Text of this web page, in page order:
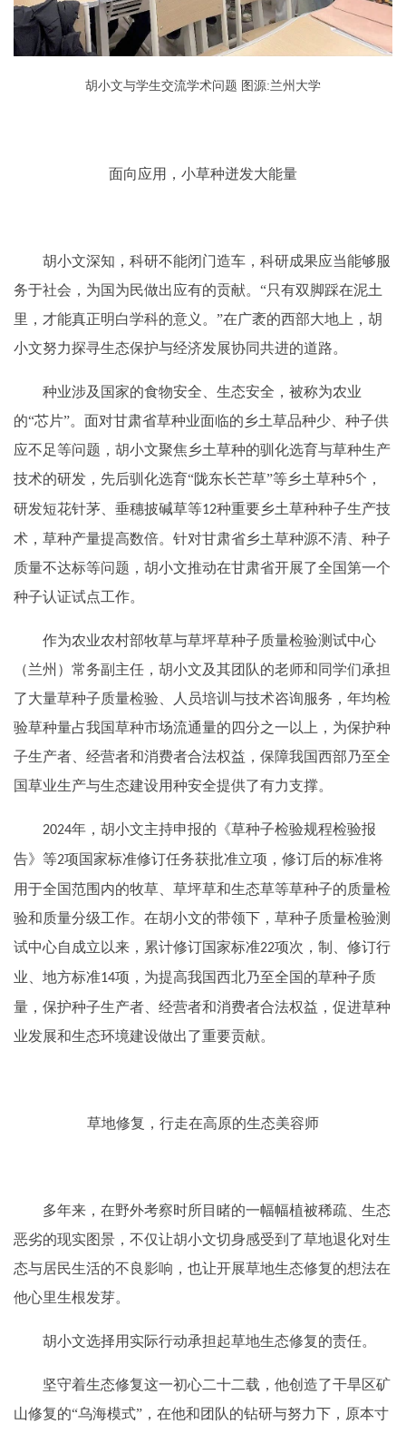
胡小文与学生交流学术问题 图源:兰州大学
面向应用，小草种迸发大能量
胡小文深知，科研不能闭门造车，科研成果应当能够服
务于社会，为国为民做出应有的贡献。“只有双脚踩在泥土
里，才能真正明白学科的意义。”在广袤的西部大地上，胡
小文努力探寻生态保护与经济发展协同共进的道路。
种业涉及国家的食物安全、生态安全，被称为农业
的“芯片”。面对甘肃省草种业面临的乡土草品种少、种子供
应不足等问题，胡小文聚焦乡土草种的驯化选育与草种生产
技术的研发，先后驯化选育“陇东长芒草”等乡土草种5个，
研发短花针茅、垂穗披碱草等12种重要乡土草种种子生产技
术，草种产量提高数倍。针对甘肃省乡土草种源不清、种子
质量不达标等问题，胡小文推动在甘肃省开展了全国第一个
种子认证试点工作。
作为农业农村部牧草与草坪草种子质量检验测试中心
（兰州）常务副主任，胡小文及其团队的老师和同学们承担
了大量草种子质量检验、人员培训与技术咨询服务，年均检
验草种量占我国草种市场流通量的四分之一以上，为保护种
子生产者、经营者和消费者合法权益，保障我国西部乃至全
国草业生产与生态建设用种安全提供了有力支撑。
2024年，胡小文主持申报的《草种子检验规程检验报
告》等2项国家标准修订任务获批准立项，修订后的标准将
用于全国范围内的牧草、草坪草和生态草等草种子的质量检
验和质量分级工作。在胡小文的带领下，草种子质量检验测
试中心自成立以来，累计修订国家标准22项次，制、修订行
业、地方标准14项，为提高我国西北乃至全国的草种子质
量，保护种子生产者、经营者和消费者合法权益，促进草种
业发展和生态环境建设做出了重要贡献。
草地修复，行走在高原的生态美容师
多年来，在野外考察时所目睹的一幅幅植被稀疏、生态
恶劣的现实图景，不仅让胡小文切身感受到了草地退化对生
态与居民生活的不良影响，也让开展草地生态修复的想法在
他心里生根发芽。
胡小文选择用实际行动承担起草地生态修复的责任。
坚守着生态修复这一初心二十二载，他创造了干旱区矿
山修复的“乌海模式”，在他和团队的钻研与努力下，原本寸